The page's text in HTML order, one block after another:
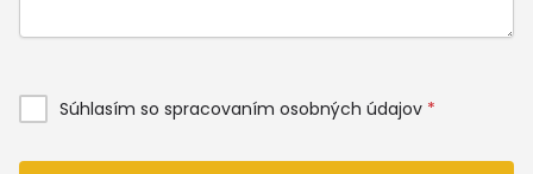
Súhlasím so spracovaním osobných údajov *